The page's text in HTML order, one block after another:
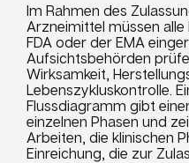
Im Rahmen des
Arzneimittel müssen
FDA oder der EMA
Aufsichtsbehörden
Wirksamkeit,
Lebenszykluskontrolle.
Flussdiagramm gibt
einzelnen Phasen und
Arbeiten, die klinischen
Einreichung, die zur